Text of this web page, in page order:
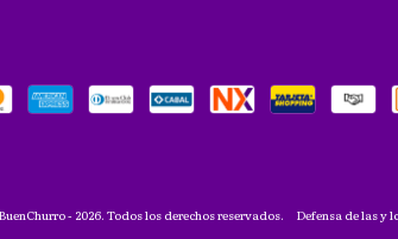
- 2026. Todos los derechos reservados. Defensa de las y